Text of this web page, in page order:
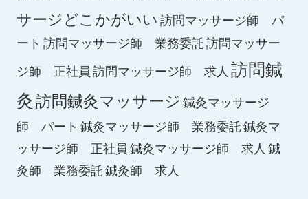
サージどこかがいい 訪問マッサージ師 パ
ート 訪問マッサージ師 業務委託訪問マッサー
ジ師 正社員 訪問マッサージ師 求人 訪問鍼
灸訪問鍼灸マッサージ 鍼灸マッサージ
師 パート 鍼灸マッサージ師 業務委託鍼灸マ
ッサージ師 正社員 鍼灸マッサージ師 求人 鍼
灸師 業務委託鍼灸師 求人